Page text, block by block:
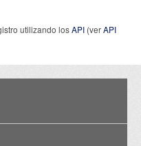
utilizando losAPI (verAPI